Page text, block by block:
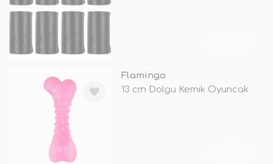
Flamingo
13 cm Dolgu Kemik Oyuncak